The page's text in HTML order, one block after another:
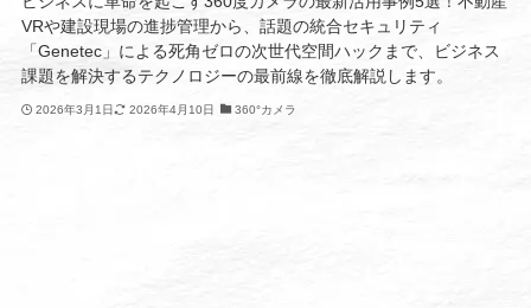
VRや建設現場の進捗管理から、話題の統合セキュリティ
「Genetec」による死角ゼロの次世代空間ハックまで、ビジネス
課題を解決するテクノロジーの最前線を徹底解説します。
2026年3月1日 2026年4月10日 360°カメラ